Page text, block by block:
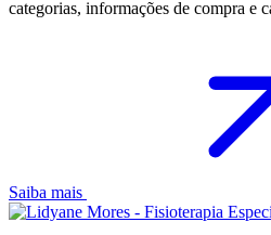
categorias, informações de compra e
Saiba mais